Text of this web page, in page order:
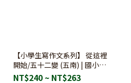
【小學生寫作文系列】 從這裡
開始/五十二變 (五南) | 國小國
語輔助教材
NT$240 ~ NT$263